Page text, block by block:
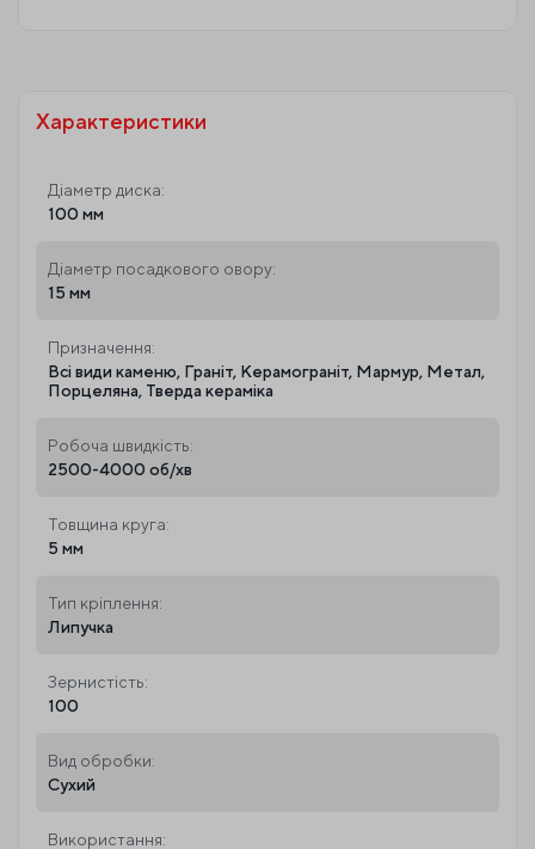
Характеристики
Діаметр диска:
100 мм
Діаметр посадкового овору:
15 мм
Призначення:
Всі види каменю, Граніт, Керамограніт, Мармур, Метал,
Порцеляна, Тверда кераміка
Робоча швидкість:
2500-4000 об/хв
Товщина круга:
5 мм
Тип кріплення:
Липучка
Зернистість:
100
Вид обробки:
Сухий
Використання: